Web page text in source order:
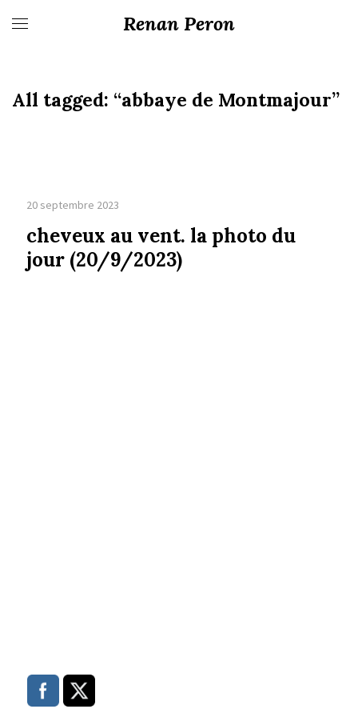
Renan Peron
All tagged: “abbaye de Montmajour”
20 septembre 2023
cheveux au vent. la photo du
jour (20/9/2023)